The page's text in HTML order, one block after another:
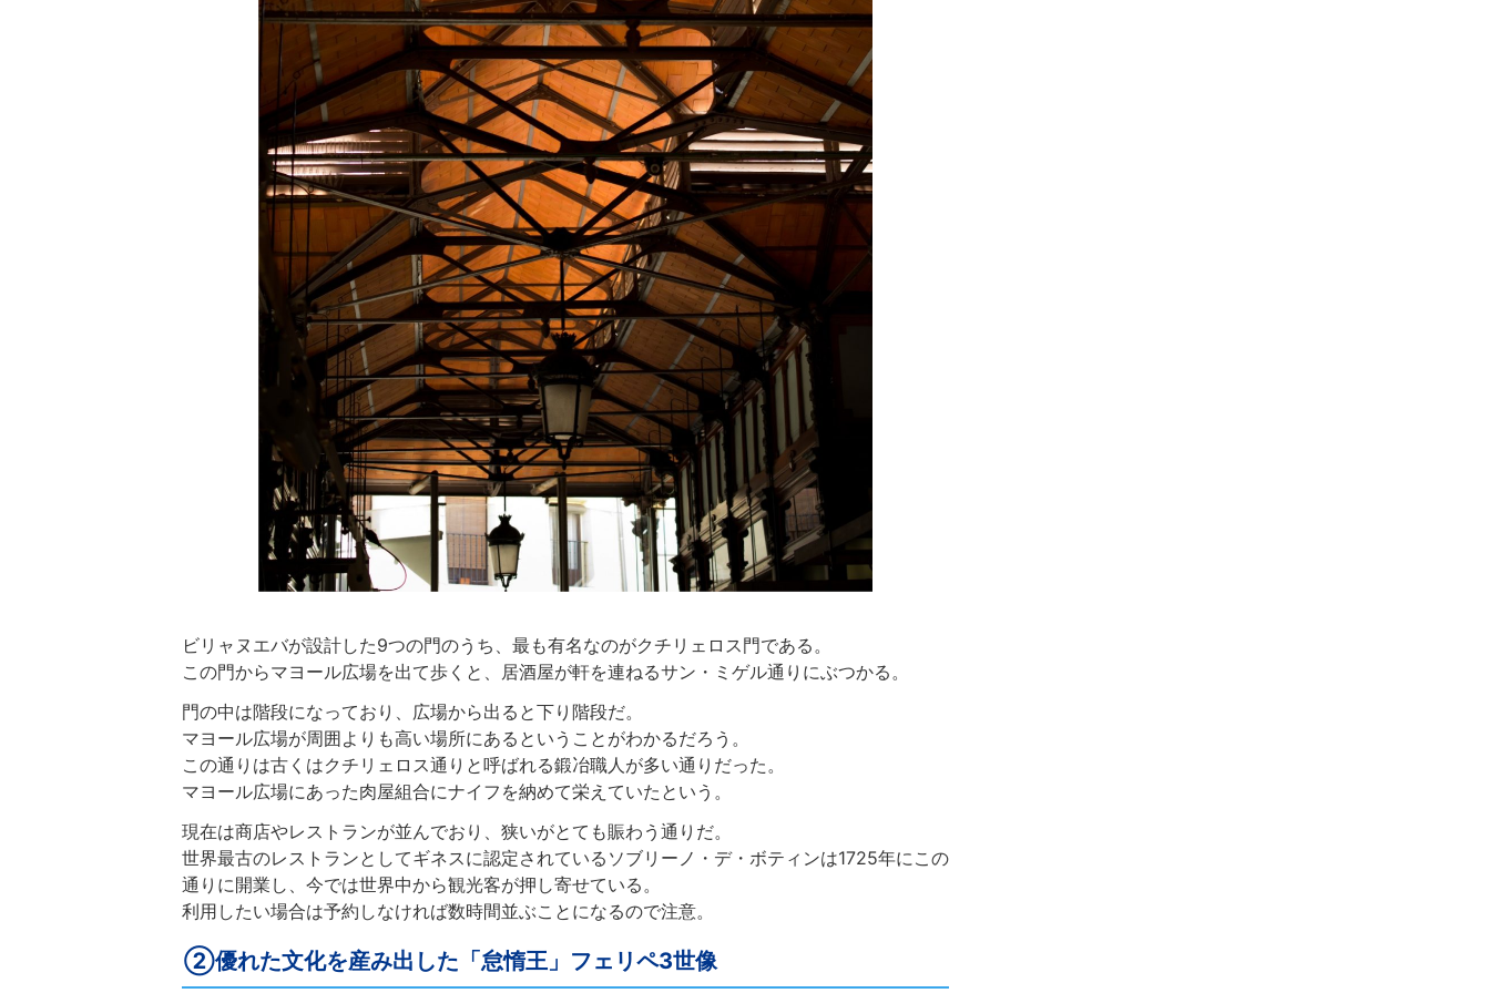
ビリャヌエバが設計した9つの門のうち、最も有名なのがクチリェロス門である。
この門からマヨール広場を出て歩くと、居酒屋が軒を連ねるサン・ミゲル通りにぶつかる。
門の中は階段になっており、広場から出ると下り階段だ。
マヨール広場が周囲よりも高い場所にあるということがわかるだろう。
この通りは古くはクチリェロス通りと呼ばれる鍛冶職人が多い通りだった。
マヨール広場にあった肉屋組合にナイフを納めて栄えていたという。
現在は商店やレストランが並んでおり、狭いがとても賑わう通りだ。
世界最古のレストランとしてギネスに認定されているソブリーノ・デ・ボティンは1725年にこの
通りに開業し、今では世界中から観光客が押し寄せている。
利用したい場合は予約しなければ数時間並ぶことになるので注意。
②優れた文化を産み出した「怠惰王」フェリペ3世像